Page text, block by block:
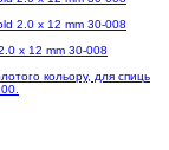
x 12 mm 30-008
кольору, для спиць